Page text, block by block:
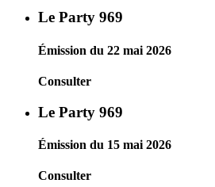
Le Party 969
Émission du 22 mai 2026
Consulter
Le Party 969
Émission du 15 mai 2026
Consulter